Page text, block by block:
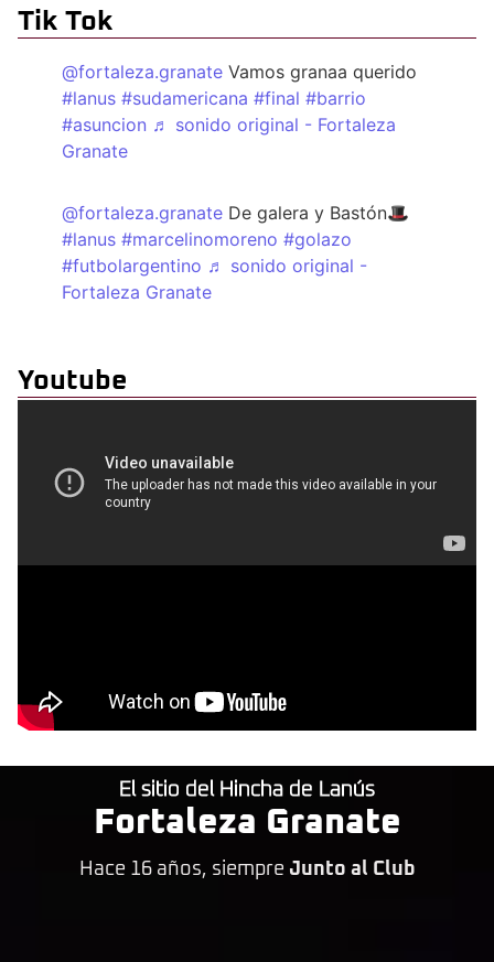
Tik Tok
@fortaleza.granate Vamos granaa querido
#lanus #sudamericana #final #barrio
#asuncion ♬ sonido original - Fortaleza
Granate
@fortaleza.granate De galera y Bastón🎩
#lanus #marcelinomoreno #golazo
#futbolargentino ♬ sonido original -
Fortaleza Granate
Youtube
El sitio del Hincha de Lanús
Fortaleza Granate
Hace 16 años, siempre Junto al Club